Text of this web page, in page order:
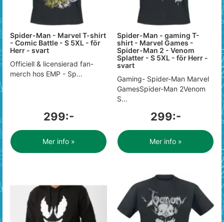
Spider-Man - Marvel T-shirt
- Comic Battle - S 5XL - för
Herr - svart
Officiell & licensierad fan-
merch hos EMP - Sp...
299:-
Mer info »
Spider-Man - gaming T-
shirt - Marvel Games -
Spider-Man 2 - Venom
Splatter - S 5XL - för Herr -
svart
Gaming- Spider-Man Marvel
GamesSpider-Man 2Venom
S...
299:-
Mer info »